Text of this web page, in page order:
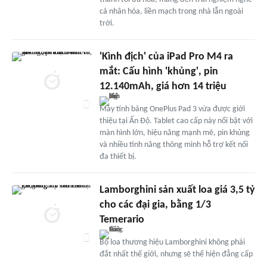
cá nhân hóa, liền mạch trong nhà lẫn ngoài
trời.
'Kình địch' của iPad Pro M4 ra
mắt: Cấu hình 'khủng', pin
12.140mAh, giá hơn 14 triệu
Máy tính bảng OnePlus Pad 3 vừa được giới
thiệu tại Ấn Độ. Tablet cao cấp này nổi bật với
màn hình lớn, hiệu năng mạnh mẽ, pin khủng
và nhiều tính năng thông minh hỗ trợ kết nối
đa thiết bị.
Lamborghini sản xuất loa giá 3,5 tỷ
cho các đại gia, bằng 1/3
Temerario
Bộ loa thương hiệu Lamborghini không phải
đắt nhất thế giới, nhưng sẽ thể hiện đẳng cấp